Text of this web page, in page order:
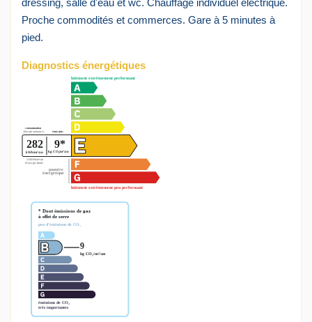
dressing, salle d'eau et wc. Chauffage individuel électrique.
Proche commodités et commerces. Gare à 5 minutes à
pied.
Diagnostics énergétiques